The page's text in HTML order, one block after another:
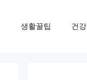
생활꿀팁 건강